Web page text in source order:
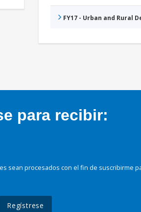
FY17 - Urban and Rural
para recibir:
sean procesados con el fin de suscribirme
Regístrese